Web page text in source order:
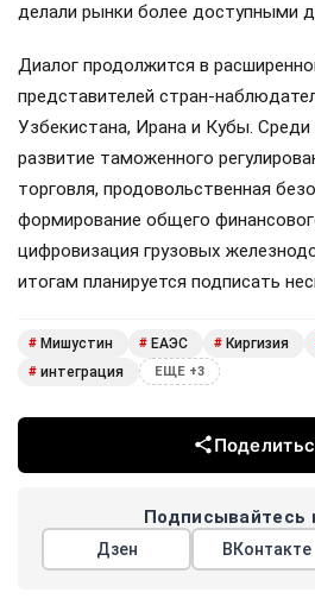
делали рынки более доступными
Диалог продолжится в
представителей стран-
Узбекистана, Ирана и Кубы.
развитие таможенного
торговля, продовольственная
формирование общего
цифровизация грузовых
итогам планируется подписать
# Мишустин # ЕАЭС # Киргизия
# интеграция ЕЩЕ +3
Подписывайтесь
Дзен ВКонтакте